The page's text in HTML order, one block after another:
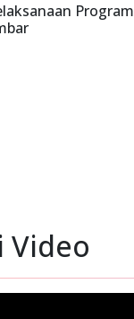
Program
Video